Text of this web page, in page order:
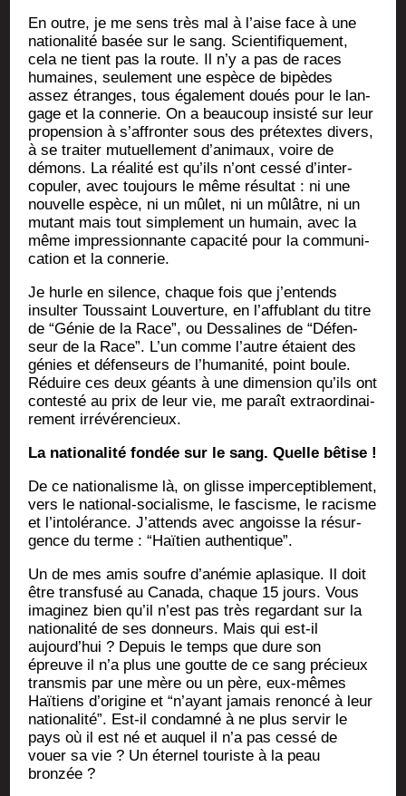
En outre, je me sens très mal à l’aise face à une
natio­na­li­té basée sur le sang. Scien­ti­fi­que­ment,
cela ne tient pas la route. Il n’y a pas de races
humaines, seule­ment une espèce de bipèdes
assez étranges, tous éga­le­ment doués pour le lan­
gage et la conne­rie. On a beau­coup insis­té sur leur
pro­pen­sion à s’af­fron­ter sous des pré­textes divers,
à se trai­ter mutuel­le­ment d’a­ni­maux, voire de
démons. La réa­li­té est qu’ils n’ont ces­sé d’in­ter-
copu­ler, avec tou­jours le même résul­tat : ni une
nou­velle espèce, ni un mûlet, ni un mûlâtre, ni un
mutant mais tout sim­ple­ment un humain, avec la
même impres­sion­nante capa­ci­té pour la com­mu­ni­
ca­tion et la connerie.
Je hurle en silence, chaque fois que j’en­tends
insul­ter Tous­saint Lou­ver­ture, en l’af­fu­blant du titre
de “Génie de la Race”, ou Des­sa­lines de “Défen­
seur de la Race”. L’un comme l’autre étaient des
génies et défen­seurs de l’hu­ma­ni­té, point boule.
Réduire ces deux géants à une dimen­sion qu’ils ont
contes­té au prix de leur vie, me paraît extra­or­di­nai­
re­ment irrévérencieux.
La natio­na­li­té fon­dée sur le sang. Quelle bêtise !
De ce natio­na­lisme là, on glisse imper­cep­ti­ble­ment,
vers le natio­nal-socia­lisme, le fas­cisme, le racisme
et l’in­to­lé­rance. J’at­tends avec angoisse la résur­
gence du terme : “Haï­tien authentique”.
Un de mes amis soufre d’a­né­mie apla­sique. Il doit
être trans­fu­sé au Cana­da, chaque 15 jours. Vous
ima­gi­nez bien qu’il n’est pas très regar­dant sur la
natio­na­li­té de ses don­neurs. Mais qui est-il
aujourd’­hui ? Depuis le temps que dure son
épreuve il n’a plus une goutte de ce sang pré­cieux
trans­mis par une mère ou un père, eux-mêmes
Haï­tiens d’o­ri­gine et “n’ayant jamais renon­cé à leur
natio­na­li­té”. Est-il condam­né à ne plus ser­vir le
pays où il est né et auquel il n’a pas ces­sé de
vouer sa vie ? Un éter­nel tou­riste à la peau
bronzée ?